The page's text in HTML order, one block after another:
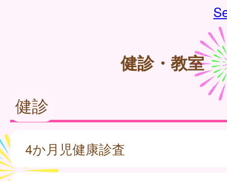
健診・教室
健診
4か月児健康診査